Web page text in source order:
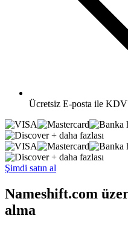
Ücretsiz E-posta ile
+ daha fazlası
+ daha fazlası
Şimdi satın al
Nameshift.com
alma